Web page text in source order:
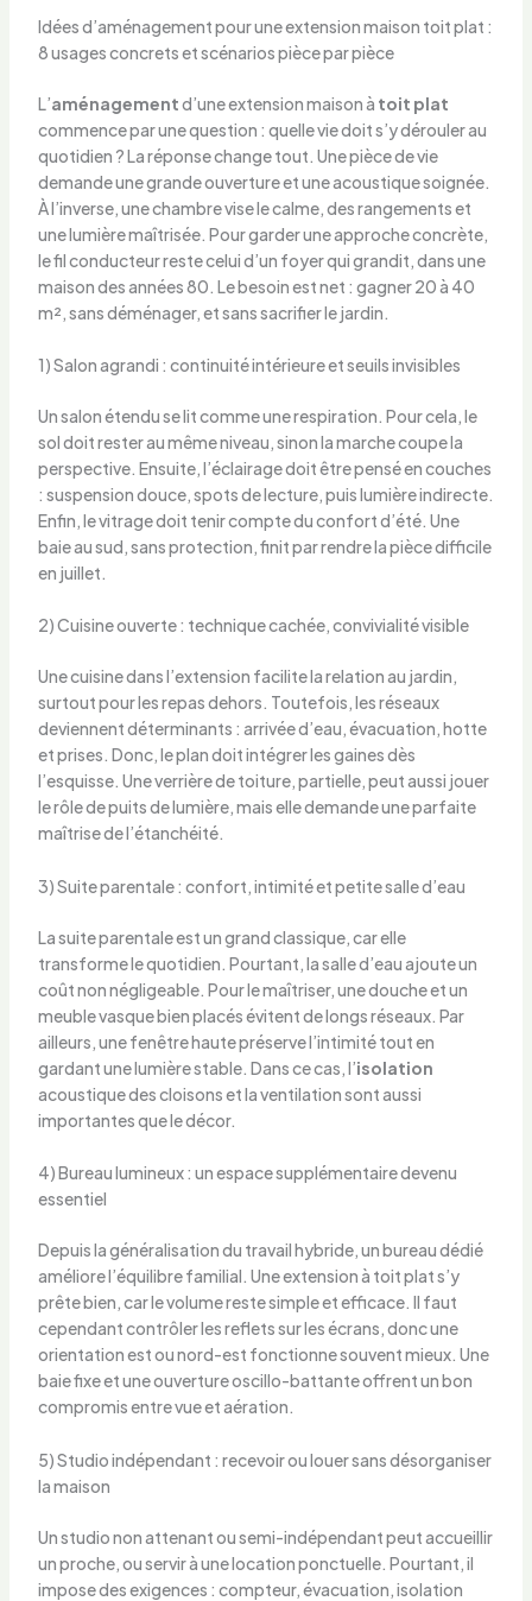
Idées d’aménagement pour une extension maison toit plat :
8 usages concrets et scénarios pièce par pièce
L’aménagementd’une extension maison à toit plat
commence par une question : quelle vie doit s’y dérouler au
quotidien ? La réponse change tout. Une pièce de vie
demande une grande ouverture et une acoustique soignée.
À l’inverse, une chambre vise le calme, des rangements et
une lumière maîtrisée. Pour garder une approche concrète,
le fil conducteur reste celui d’un foyer qui grandit, dans une
maison des années 80. Le besoin est net : gagner 20 à 40
m², sans déménager, et sans sacrifier le jardin.
1) Salon agrandi : continuité intérieure et seuils invisibles
Un salon étendu se lit comme une respiration. Pour cela, le
sol doit rester au même niveau, sinon la marche coupe la
perspective. Ensuite, l’éclairage doit être pensé en couches
: suspension douce, spots de lecture, puis lumière indirecte.
Enfin, le vitrage doit tenir compte du confort d’été. Une
baie au sud, sans protection, finit par rendre la pièce difficile
en juillet.
2) Cuisine ouverte : technique cachée, convivialité visible
Une cuisine dans l’extension facilite la relation au jardin,
surtout pour les repas dehors. Toutefois, les réseaux
deviennent déterminants : arrivée d’eau, évacuation, hotte
et prises. Donc, le plan doit intégrer les gaines dès
l’esquisse. Une verrière de toiture, partielle, peut aussi jouer
le rôle de puits de lumière, mais elle demande une parfaite
maîtrise de l’étanchéité.
3) Suite parentale : confort, intimité et petite salle d’eau
La suite parentale est un grand classique, car elle
transforme le quotidien. Pourtant, la salle d’eau ajoute un
coût non négligeable. Pour le maîtriser, une douche et un
meuble vasque bien placés évitent de longs réseaux. Par
ailleurs, une fenêtre haute préserve l’intimité tout en
gardant une lumière stable. Dans ce cas, l’isolation
acoustique des cloisons et la ventilation sont aussi
importantes que le décor.
4) Bureau lumineux : un espace supplémentaire devenu
essentiel
Depuis la généralisation du travail hybride, un bureau dédié
améliore l’équilibre familial. Une extension à toit plat s’y
prête bien, car le volume reste simple et efficace. Il faut
cependant contrôler les reflets sur les écrans, donc une
orientation est ou nord-est fonctionne souvent mieux. Une
baie fixe et une ouverture oscillo-battante offrent un bon
compromis entre vue et aération.
5) Studio indépendant : recevoir ou louer sans désorganiser
la maison
Un studio non attenant ou semi-indépendant peut accueillir
un proche, ou servir à une location ponctuelle. Pourtant, il
impose des exigences : compteur, évacuation, isolation